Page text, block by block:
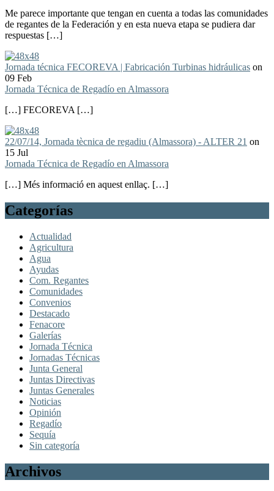
Me parece importante que tengan en cuenta a todas las comunidades
de regantes de la Federación y en esta nueva etapa se pudiera dar
respuestas […]
Jornada técnica FECOREVA | Fabricación Turbinas hidráulicas on
09 Feb
Jornada Técnica de Regadío en Almassora
[…] FECOREVA […]
22/07/14, Jornada tècnica de regadiu (Almassora) - ALTER 21 on
15 Jul
Jornada Técnica de Regadío en Almassora
[…] Més informació en aquest enllaç. […]
Categorías
Actualidad
Agricultura
Agua
Ayudas
Com. Regantes
Comunidades
Convenios
Destacado
Fenacore
Galerías
Jornada Técnica
Jornadas Técnicas
Junta General
Juntas Directivas
Juntas Generales
Noticias
Opinión
Regadío
Sequía
Sin categoría
Archivos